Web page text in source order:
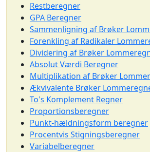
Restberegner
GPA Beregner
Sammenligning af Brøker
Forenkling af Radikaler
Dividering af Brøker
Absolut Værdi Beregner
Multiplikation af Brøker
Ækvivalente Brøker
To's Komplement Regner
Proportionsberegner
Punkt-hældningsform beregner
Procentvis Stigningsberegner
Variabelberegner